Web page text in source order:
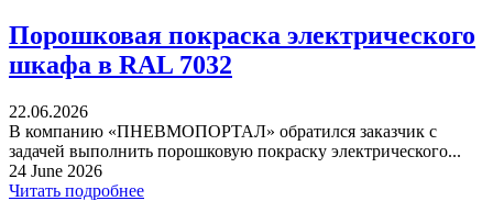
Порошковая покраска электрического
шкафа в RAL 7032
22.06.2026
В компанию «ПНЕВМОПОРТАЛ» обратился заказчик с
задачей выполнить порошковую покраску электрического...
24 June 2026
Читать подробнее